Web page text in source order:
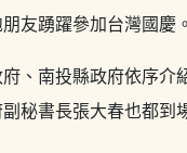
友踴躍參加台灣國慶。
、南投縣政府依序介
秘書長張大春也都到